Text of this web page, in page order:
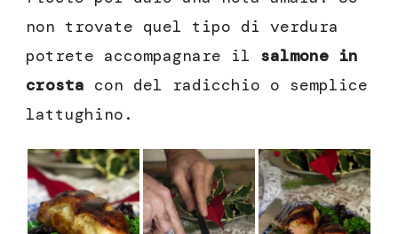
non trovate quel tipo di verdura
potrete accompagnare il salmone in
crosta con del radicchio o semplice
lattughino.